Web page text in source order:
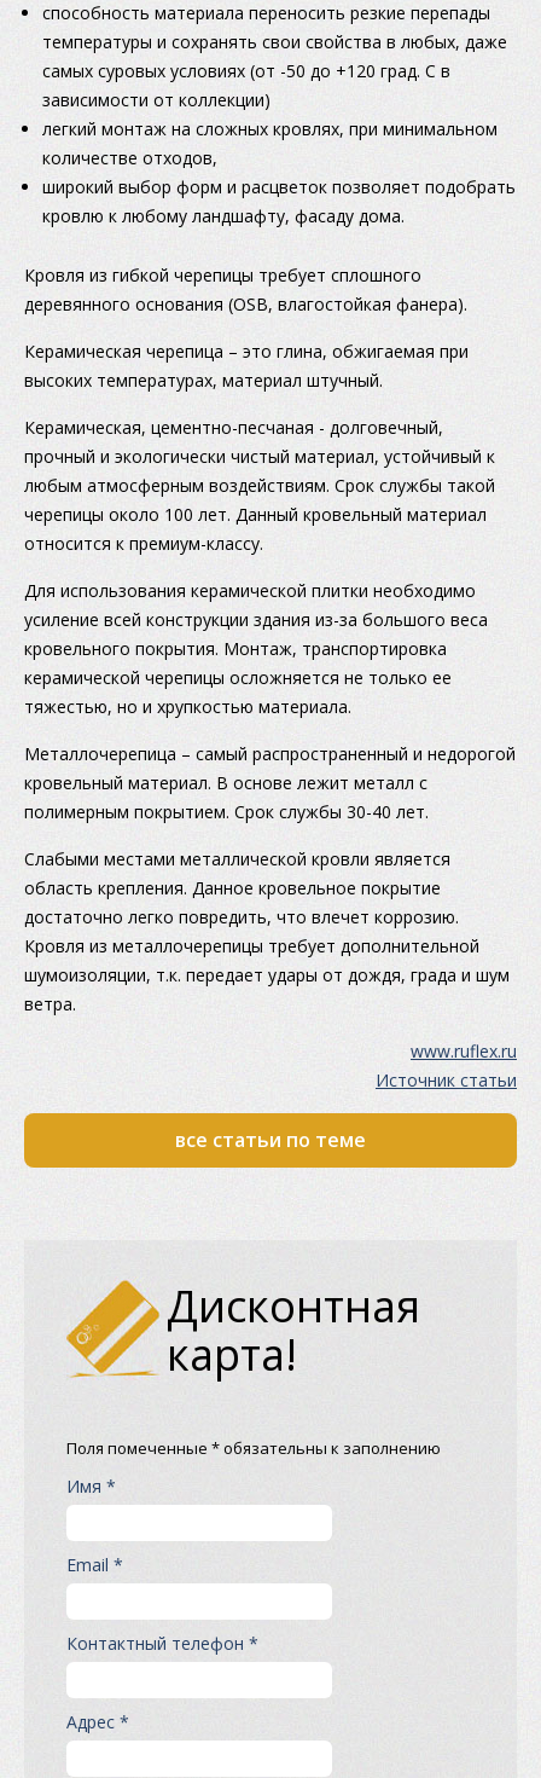
способность материала переносить резкие перепады
температуры и сохранять свои свойства в любых, даже
самых суровых условиях (от -50 до +120 град. С в
зависимости от коллекции)
легкий монтаж на сложных кровлях, при минимальном
количестве отходов,
широкий выбор форм и расцветок позволяет подобрать
кровлю к любому ландшафту, фасаду дома.
Кровля из гибкой черепицы требует сплошного
деревянного основания (OSB, влагостойкая фанера).
Керамическая черепица – это глина, обжигаемая при
высоких температурах, материал штучный.
Керамическая, цементно-песчаная - долговечный,
прочный и экологически чистый материал, устойчивый к
любым атмосферным воздействиям. Срок службы такой
черепицы около 100 лет. Данный кровельный материал
относится к премиум-классу.
Для использования керамической плитки необходимо
усиление всей конструкции здания из-за большого веса
кровельного покрытия. Монтаж, транспортировка
керамической черепицы осложняется не только ее
тяжестью, но и хрупкостью материала.
Металлочерепица – самый распространенный и недорогой
кровельный материал. В основе лежит металл с
полимерным покрытием. Срок службы 30-40 лет.
Слабыми местами металлической кровли является
область крепления. Данное кровельное покрытие
достаточно легко повредить, что влечет коррозию.
Кровля из металлочерепицы требует дополнительной
шумоизоляции, т.к. передает удары от дождя, града и шум
ветра.
www.ruflex.ru
Источник статьи
все статьи по теме
Дисконтная
карта!
Поля помеченные * обязательны к заполнению
Имя *
Email *
Контактный телефон *
Адрес *